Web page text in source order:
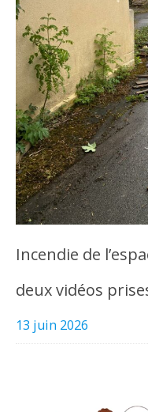
Incendie de
deux vidéos
13 juin 2026